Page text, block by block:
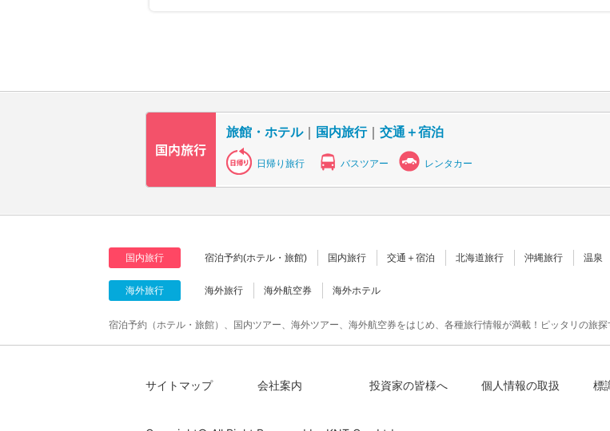
旅館・ホテル｜ 国内旅行｜ 交通＋宿泊
日帰り旅行 バスツアー レンタカー
国内旅行 宿泊予約(ホテル・旅館) 国内旅行 交通＋宿泊 北海道旅行 沖縄旅行 温泉
海外旅行 海外旅行 海外航空券 海外ホテル
宿泊予約（ホテル・旅館）、国内ツアー、海外ツアー、海外航空券をはじめ、各種旅行情報が満載！ピッタリの旅
サイトマップ 会社案内 投資家の皆様へ 個人情報の取扱 標